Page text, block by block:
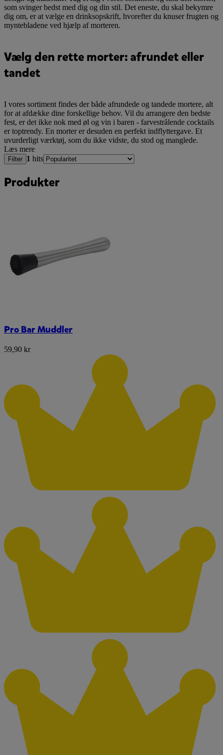
som svinger bedst med dig og din stil. Det eneste, du skal bekymre
dig om, er at vælge en drinksopskrift, hvorefter du knuser frugten og
myntebladene ved hjælp af morteren.
Vælg den rette morter: afrundet eller
tandet
I vores sortiment findes der både afrundede og tandede mortere, alt
for at afdække dine forskellige behov. Vil du arrangere den bedste
fest, er det ikke nok med øl og vin i baren - farvestrålende cocktails
er toptrendy. En morter er desuden en perfekt indflyttergave. Et
uvurderligt værktøj, som du ikke vidste, du stod og manglede.
Læs mere
Filter 1 hits
Produkter
Pro Bar Muddler
59,90 kr